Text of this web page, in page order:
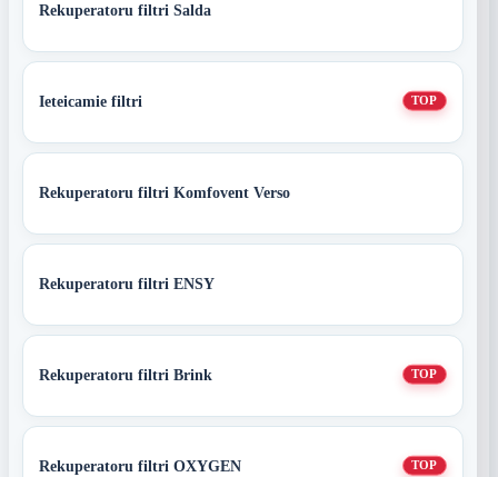
Rekuperatoru filtri Salda
Ieteicamie filtri TOP
Rekuperatoru filtri Komfovent Verso
Rekuperatoru filtri ENSY
Rekuperatoru filtri Brink TOP
Rekuperatoru filtri OXYGEN TOP